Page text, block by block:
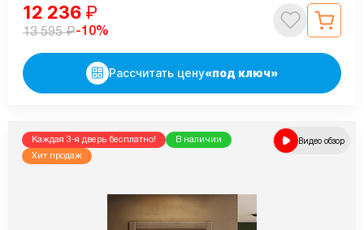
12 236 ₽
13 595₽-10%
Рассчитать цену«под ключ»
Каждая 3-я дверь бесплатно!
В наличии
Хит продаж
Видео обзор